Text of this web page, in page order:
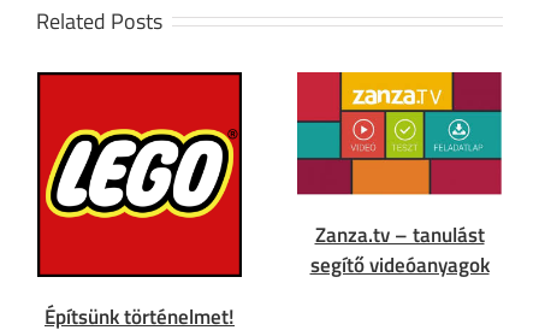
Related Posts
Építsünk történelmet!
Zanza.tv – tanulást
segítő videóanyagok